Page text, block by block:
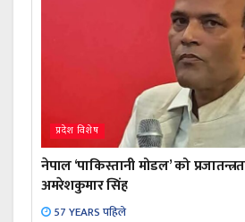
प्रदेश विशेष
नेपाल ‘पाकिस्तानी मोडल’ को
अमरेशकुमार सिंह
57 YEARS पहिले